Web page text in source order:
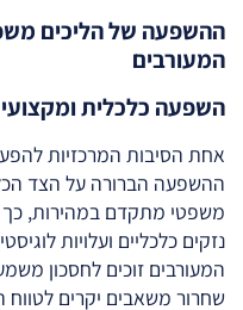
ההשפעה של הליכים
המעורבים
השפעה כלכלית
אחת הסיבות המרכזיות
ההשפעה הברורה על הצד
משפטי מתקדם במהירות,
נזקים כלכליים ועלויות
המעורבים זוכים לחסכון
שחרור משאבים יקרים לטווח